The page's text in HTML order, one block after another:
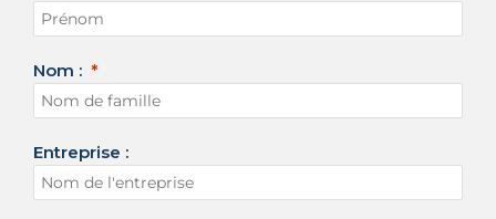
Nom :
Entreprise :